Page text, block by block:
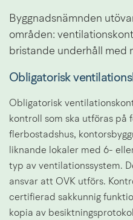
Byggnadsnämnden
områden:
bristande underhåll med
Obligatorisk
Obligatorisk
kontroll som ska utföras på
flerbostadshus,
liknande lokaler med 6-
typ av ventilationssystem.
ansvar att OVK utförs.
certifierad sakkunnig
kopia av